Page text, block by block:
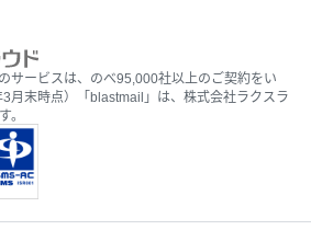
サービスは、のべ95,000社以上のご契約をい
月末時点）「blastmail」は、株式会社ラクスラ
。